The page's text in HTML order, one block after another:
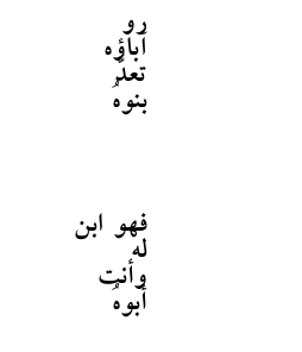
رو
آباؤه
تعدَّ
بنوهُ
فهو ابن
له
وأنت
أبوهُ